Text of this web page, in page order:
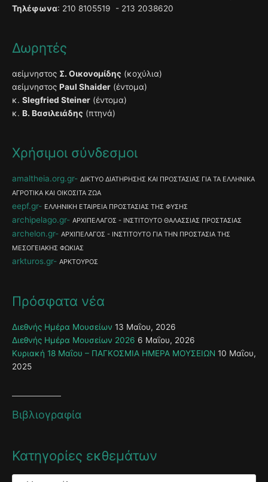
Τηλέφωνα: 210 8105519 - 213 2038620
Δωρητές
αείμνηστος Σ. Οικονομίδης (κοχύλια)
αείμνηστος Paul Shaider (έντομα)
κ. Slegfried Steiner (έντομα)
κ. Β. Βασιλειάδης (πτηνά)
Χρήσιμοι σύνδεσμοι
amaltheia.org.gr
ΔΙΚΤΥΟ ΔΙΑΤΗΡΗΣΗΣ ΚΑΙ ΠΡΟΣΤΑΣΙΑΣ ΓΙΑ ΤΑ ΕΛΛΗΝΙΚΑ
ΑΓΡΟΤΙΚΑ ΚΑΙ ΟΙΚΟΣΙΤΑ ΖΩΑ
eepf.gr ΕΛΛΗΝΙΚΗ ΕΤΑΙΡΕΙΑ ΠΡΟΣΤΑΣΙΑΣ ΤΗΣ ΦΥΣΗΣ
archipelago.gr ΑΡΧΙΠΕΛΑΓΟΣ - ΙΝΣΤΙΤΟΥΤΟ ΘΑΛΑΣΣΙΑΣ ΠΡΟΣΤΑΣΙΑΣ
archelon.gr
ΑΡΧΙΠΕΛΑΓΟΣ - ΙΝΣΤΙΤΟΥΤΟ ΓΙΑ ΤΗΝ ΠΡΟΣΤΑΣΙΑ ΤΗΣ
ΜΕΣΟΓΕΙΑΚΗΣ ΦΩΚΙΑΣ
arkturos.gr ΑΡΚΤΟΥΡΟΣ
Πρόσφατα νέα
Διεθνής Ημέρα Μουσείων 13 Μαΐου, 2026
Διεθνής Ημέρα Μουσείων 2026 6 Μαΐου, 2026
Κυριακή 18 Μαΐου – ΠΑΓΚΟΣΜΙΑ ΗΜΕΡΑ ΜΟΥΣΕΙΩΝ 10 Μαΐου,
2025
Βιβλιογραφία
Κατηγορίες εκθεμάτων